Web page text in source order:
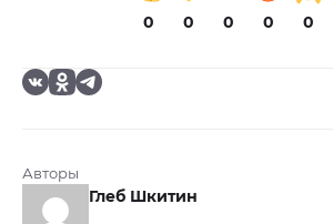
0 0 0 0 0
Авторы
Глеб Шкитин